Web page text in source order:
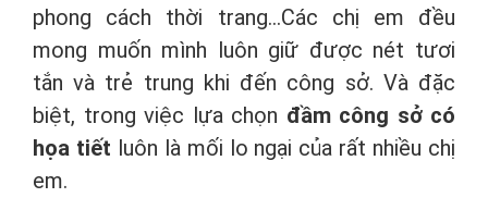
phong cách thời trang…Các chị em đều
mong muốn mình luôn giữ được nét tươi
tắn và trẻ trung khi đến công sở. Và đặc
biệt, trong việc lựa chọn đầm công sở có
họa tiết luôn là mối lo ngại của rất nhiều chị
em.